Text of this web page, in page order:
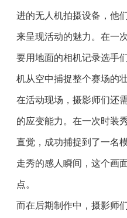
进的无人机拍摄设备，他
来呈现活动的魅力。在一
要用地面的相机记录选手
机从空中捕捉整个赛场的
在活动现场，摄影师们还
的应变能力。在一次时装
直觉，成功捕捉到了一名
走秀的感人瞬间，这个画
点。
而在后期制作中，摄影师